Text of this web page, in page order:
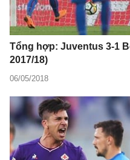
Tổng hợp: Juventus 3-1
2017/18)
06/05/2018